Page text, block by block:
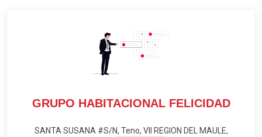
GRUPO HABITACIONAL FELICIDAD
SANTA SUSANA #S/N, Teno, VII REGION DEL MAULE,